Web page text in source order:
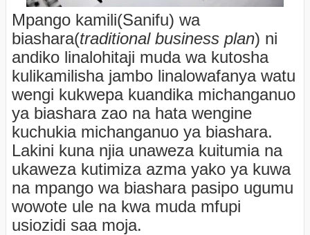
Mpango kamili(Sanifu) wa
biashara(traditional business plan) ni
andiko linalohitaji muda wa kutosha
kulikamilisha jambo linalowafanya watu
wengi kukwepa kuandika michanganuo
ya biashara zao na hata wengine
kuchukia michanganuo ya biashara.
Lakini kuna njia unaweza kuitumia na
ukaweza kutimiza azma yako ya kuwa
na mpango wa biashara pasipo ugumu
wowote ule na kwa muda mfupi
usiozidi saa moja.